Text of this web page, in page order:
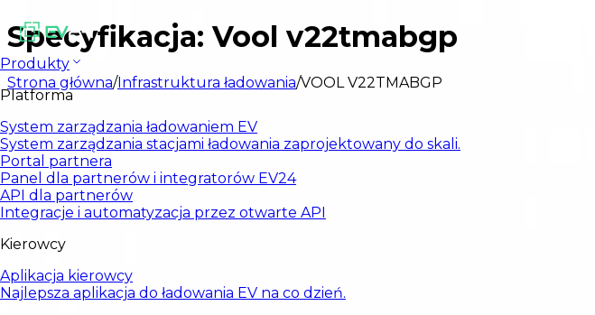
Produkty
Platforma
System zarządzania ładowaniem EV
System zarządzania stacjami ładowania zaprojektowany do skali.
Portal partnera
Panel dla partnerów i integratorów EV24
API dla partnerów
Integracje i automatyzacja przez otwarte API
Kierowcy
Aplikacja kierowcy
Najlepsza aplikacja do ładowania EV na co dzień.
Specyfikacja: Vool v22tmabgp
Strona główna/Infrastruktura ładowania/VOOL V22TMABGP